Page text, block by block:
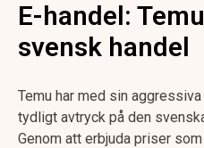
E-handel:
svensk handel
Temu har med sin
tydligt avtryck på den
Genom att erbjuda priser